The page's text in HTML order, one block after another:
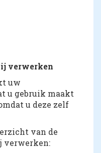
verwerken
uw
u gebruik maakt
u deze zelf
van de
verwerken: